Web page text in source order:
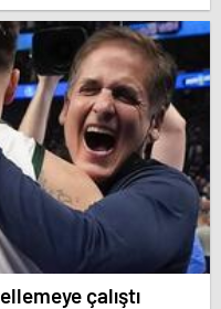
çalıştı